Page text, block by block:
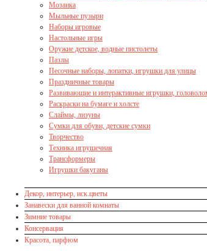
Мозаика
Мыльные пузыри
Наборы игровые
Настольные игры
Оружие детское, водные пистолеты
Пазлы
Песочные наборы, лопатки, игрушки для улицы
Праздничные товары
Развивающие и интерактивные игрушки,
Раскраски на бумаге и холсте
Слаймы, лизуны
Сумки для обуви, детские сумки
Творчество
Техника игрушечная
Трансформеры
Игрушки бакуганы
Декор, интерьер, иск.цветы
Занавески для ванной комнаты
Зимние товары
Консервация
Красота, парфюм